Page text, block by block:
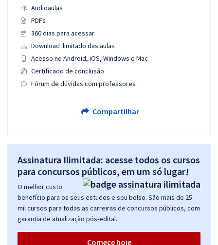
Audioaulas
PDFs
360 dias para acessar
Download ilimitado das aulas
Acesso no Android, iOS, Windows e Mac
Certificado de conclusão
Fórum de dúvidas com professores
Compartilhar
Assinatura Ilimitada: acesse todos os cursos
para concursos públicos, em um só lugar!
O melhor custo
benefício para os seus estudos e seu bolso. São mais de 25
mil cursos para todas as carreiras de concursos públicos, com
garantia de atualização pós-edital.
Comece hoje